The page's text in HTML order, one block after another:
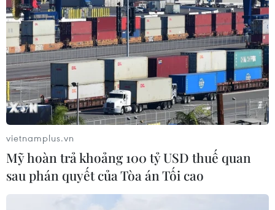
vietnamplus.vn
Mỹ hoàn trả khoảng 100 tỷ USD thuế quan
sau phán quyết của Tòa án Tối cao